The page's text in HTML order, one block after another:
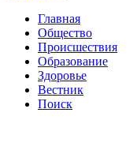
Главная
Общество
Происшествия
Образование
Здоровье
Вестник
Поиск